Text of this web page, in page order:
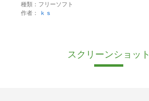
種類：フリーソフト
作者：
ｋｓ
スクリーンショット